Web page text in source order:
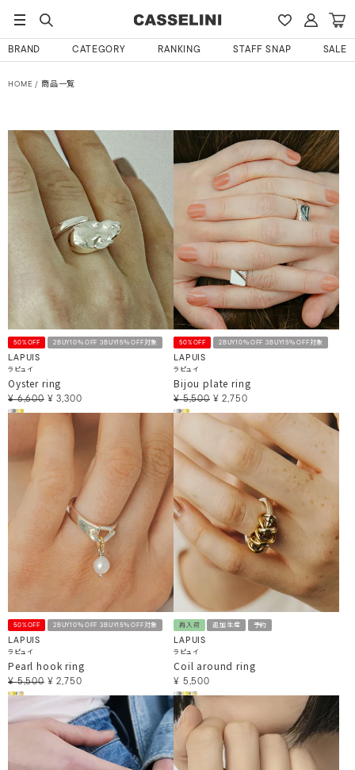
BRAND CATEGORY RANKING STAFF SNAP SALE
HOME 商品一覧
50%OFF 2BUY10％OFF 3BUY15％OFF対象
LAPUIS
ラピュイ
Oyster ring
¥ 6,600 ¥ 3,300
50%OFF 2BUY10％OFF 3BUY15％OFF対象
LAPUIS
ラピュイ
Bijou plate ring
¥ 5,500 ¥ 2,750
50%OFF 2BUY10％OFF 3BUY15％OFF対象
LAPUIS
ラピュイ
Pearl hook ring
¥ 5,500 ¥ 2,750
再入荷 追加生産 予約
LAPUIS
ラピュイ
Coil around ring
¥ 5,500